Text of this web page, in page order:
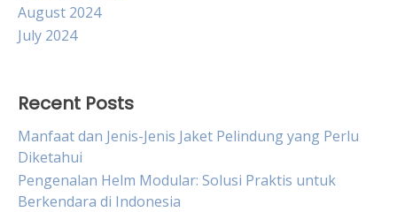
August 2024
July 2024
Recent Posts
Manfaat dan Jenis-Jenis Jaket Pelindung yang Perlu
Diketahui
Pengenalan Helm Modular: Solusi Praktis untuk
Berkendara di Indonesia